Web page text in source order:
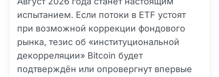
испытанием. Если потоки в ETF устоят
при возможной коррекции фондового
рынка, тезис об «институциональной
декорреляции» Bitcoin будет
подтверждён или опровергнут впервые